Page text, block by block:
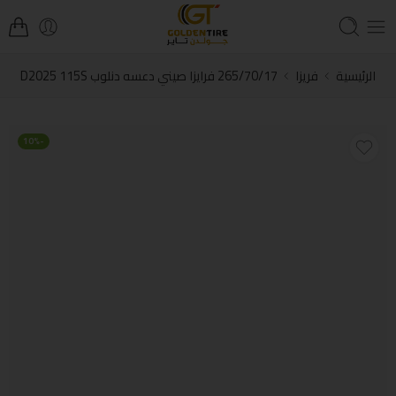
الرئيسية فريزا 265/70/17 فرايزا صيني دعسه دنلوب D2025 115S
-10%